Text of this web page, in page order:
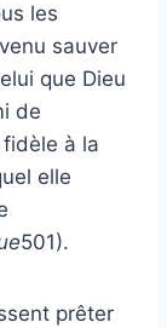
les
sauver
que Dieu
de
à la
elle
501).
prêter